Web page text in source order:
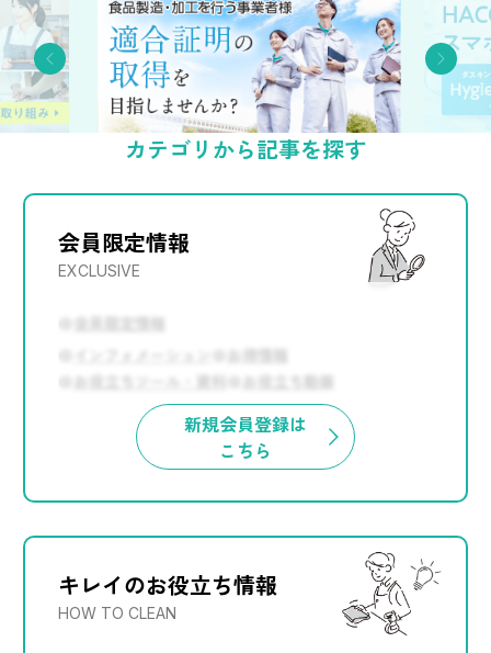
Previous
カテゴリから記事を探す
会員限定情報
EXCLUSIVE
会員限定情報
インフォメーション
お得情報
お役立ちツール・資料
お役立ち動画
新規会員登録は
こちら
キレイのお役立ち情報
HOW TO CLEAN